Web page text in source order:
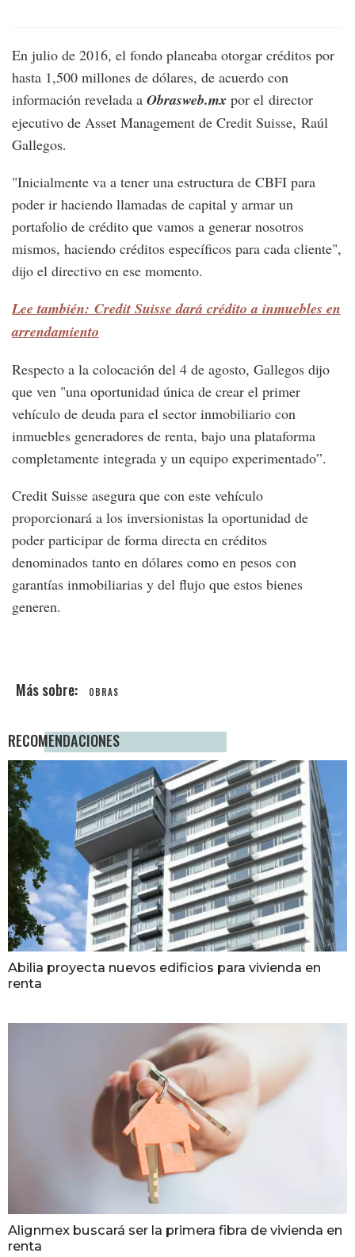
En julio de 2016, el fondo planeaba otorgar créditos por
hasta 1,500 millones de dólares, de acuerdo con
información revelada a Obrasweb.mx por el director
ejecutivo de Asset Management de Credit Suisse, Raúl
Gallegos.
"Inicialmente va a tener una estructura de CBFI para
poder ir haciendo llamadas de capital y armar un
portafolio de crédito que vamos a generar nosotros
mismos, haciendo créditos específicos para cada cliente",
dijo el directivo en ese momento.
Lee también: Credit Suisse dará crédito a inmuebles en
arrendamiento
Respecto a la colocación del 4 de agosto, Gallegos dijo
que ven "una oportunidad única de crear el primer
vehículo de deuda para el sector inmobiliario con
inmuebles generadores de renta, bajo una plataforma
completamente integrada y un equipo experimentado”.
Credit Suisse asegura que con este vehículo
proporcionará a los inversionistas la oportunidad de
poder participar de forma directa en créditos
denominados tanto en dólares como en pesos con
garantías inmobiliarias y del flujo que estos bienes
generen.
OBRAS
RECOMENDACIONES
Abilia proyecta nuevos edificios para vivienda en
renta
Alignmex buscará ser la primera fibra de vivienda en
renta